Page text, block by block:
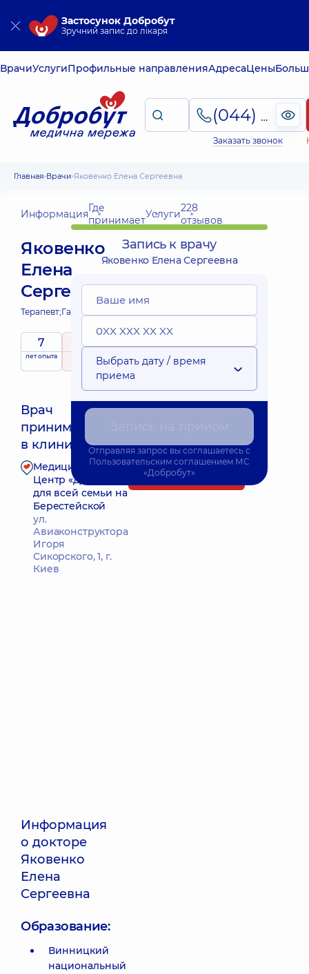
Застосунок Добробут
Зручний запис до лікаря
ВрачиУслугиПрофильные направленияАдресаЦены
(044) 495-2-888
Заказать звонок
Главная Врачи Яковенко Елена Сергеевна
ИнформацияГде
принимаетУслуги228
отзывов
Яковенко
Елена
Сергеевна
Терапевт;Гастроэнтеролог;
7
лет опыта
5 / 5
рейтингна основе
228 отзывов
Врач
принимает
в клинике
Медицинский
Центр «Добробут»
для всей семьи на
Берестейской
ул.
Авиаконструктора
Игоря
Сикорского, 1, г.
Киев
Запись к врачу
Информация
о докторе
Яковенко
Елена
Сергеевна
Образование:
Винницкий
национальный
Запись к врачу
Яковенко Елена Сергеевна
Выбрать дату / время
приема
Отправляя запрос вы соглашаетесь с
Пользовательским соглашением МС
«Добробут»